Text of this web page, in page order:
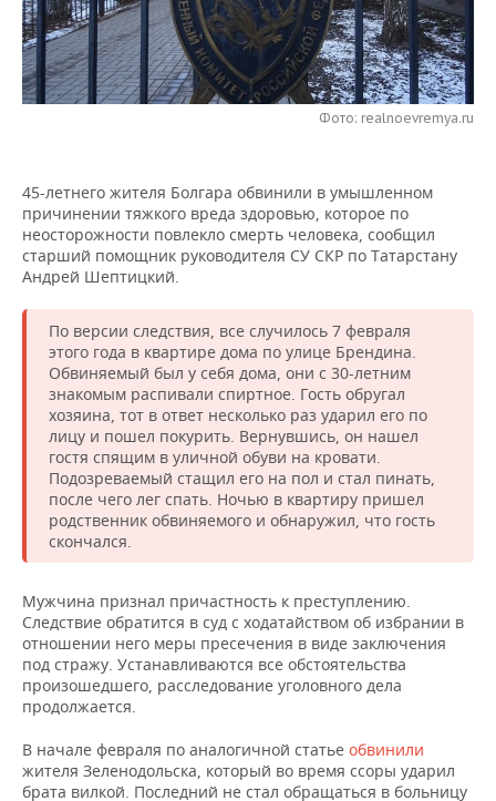
НЕФТЕХИМИЯ
НЕФТЬ
ОПК
РОЗНИЧНАЯ ТОРГОВЛЯ
ТРАНСПОРТ
НОВОСТИ ТЕХНОЛОГИЙ
IT
ТЕЛЕКОММУНИКАЦИИ
МЕРОПРИЯТИЯ
НОВОСТИ МЕРОПРИЯТИЙ
БИЗНЕС-БРАНЧИ
ONLINE-КОНФЕРЕНЦИИ
СПОРТ
ФУТБОЛ
ХОККЕЙ
ВОЛЕЙБОЛ
КИБЕРСПОРТ
ФИГУРНОЕ КАТАНИЕ
ВОДНЫЕ ВИДЫ СПОРТА
ХОККЕЙ С МЯЧОМ
НОВОСТИ ОБЩЕСТВА
ВЛАСТЬ
ИСТОРИЯ
КУЛЬТУРА
МЕДИЦИНА
ОБРАЗОВАНИЕ
ПРОИСШЕСТВИЯ
ФОТОГАЛЕРЕЯ
СЮЖЕТЫ
СПИСОК ПЕРСОН
СПИСОК КОМПАНИЙ
ПОЛНАЯ ВЕРСИЯ
Фото: realnoevremya.ru
45-летнего жителя Болгара обвинили в умышленном
причинении тяжкого вреда здоровью, которое по
неосторожности повлекло смерть человека, сообщил
старший помощник руководителя СУ СКР по Татарстану
Андрей Шептицкий.
По версии следствия, все случилось 7 февраля
этого года в квартире дома по улице Брендина.
Обвиняемый был у себя дома, они с 30-летним
знакомым распивали спиртное. Гость обругал
хозяина, тот в ответ несколько раз ударил его по
лицу и пошел покурить. Вернувшись, он нашел
гостя спящим в уличной обуви на кровати.
Подозреваемый стащил его на пол и стал пинать,
после чего лег спать. Ночью в квартиру пришел
родственник обвиняемого и обнаружил, что гость
скончался.
Мужчина признал причастность к преступлению.
Следствие обратится в суд с ходатайством об избрании в
отношении него меры пресечения в виде заключения
под стражу. Устанавливаются все обстоятельства
произошедшего, расследование уголовного дела
продолжается.
В начале февраля по аналогичной статье обвинили
жителя Зеленодольска, который во время ссоры ударил
брата вилкой. Последний не стал обращаться в больницу